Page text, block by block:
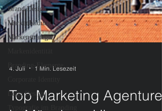
Brand Design
Markenbildung
Markenstrategie
Branding-Elemente
Logo Design
Typografie im Branding
4. Juli 1 Min. Lesezeit